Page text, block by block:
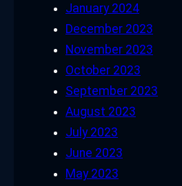
January 2024
December 2023
November 2023
October 2023
September 2023
August 2023
July 2023
June 2023
May 2023